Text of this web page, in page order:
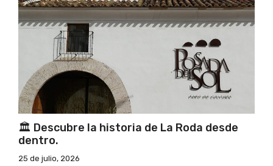
🏛 Descubre la historia de La Roda desde
dentro.
25 de julio, 2026